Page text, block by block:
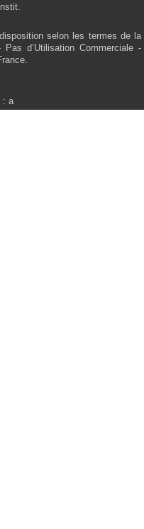
selon les termes de la
d’Utilisation Commerciale -
: a